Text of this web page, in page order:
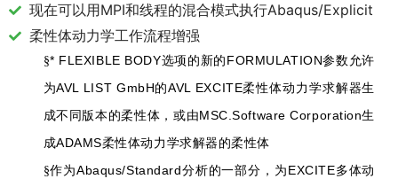
现在可以用MPI和线程的混合模式执行Abaqus/Explicit
柔性体动力学工作流程增强
§* FLEXIBLE BODY选项的新的 FORMULATION参数允许
为AVL LIST GmbH的AVL EXCITE柔性体动力学求解器生
成不同版本的柔性体，或由MSC.Software Corporation生
成ADAMS柔性体动力学求解器的柔性体
§作为Abaqus/Standard分析的一部分，为 EXCITE多体动